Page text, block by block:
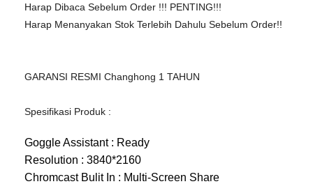
Harap Dibaca Sebelum Order !!! PENTING!!!
Harap Menanyakan Stok Terlebih Dahulu Sebelum Order!!
GARANSI RESMI Changhong 1 TAHUN
Spesifikasi Produk :
Goggle Assistant : Ready
Resolution : 3840*2160
Chromcast Bulit In : Multi-Screen Share